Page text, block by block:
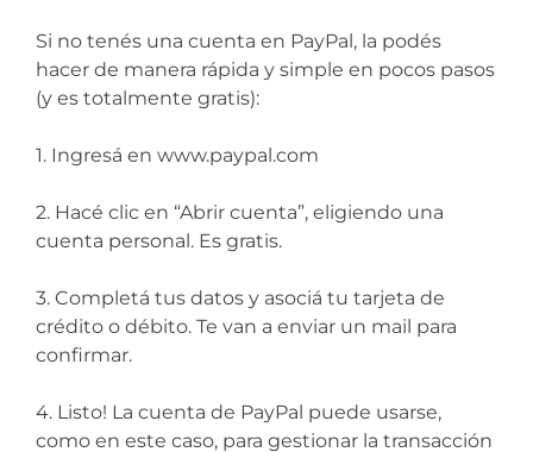
Si no tenés una cuenta en PayPal, la podés
hacer de manera rápida y simple en pocos pasos
(y es totalmente gratis):
1. Ingresá en www.paypal.com
2. Hacé clic en “Abrir cuenta”, eligiendo una
cuenta personal. Es gratis.
3. Completá tus datos y asociá tu tarjeta de
crédito o débito. Te van a enviar un mail para
confirmar.
4. Listo! La cuenta de PayPal puede usarse,
como en este caso, para gestionar la transacción